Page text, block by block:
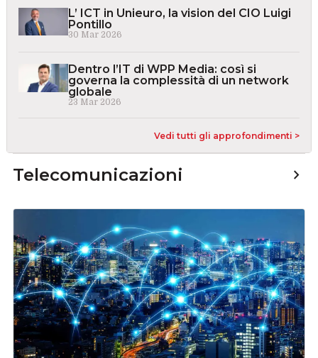
L’ ICT in Unieuro, la vision del CIO Luigi
Pontillo
30 Mar 2026
Dentro l’IT di WPP Media: così si
governa la complessità di un network
globale
23 Mar 2026
Vedi tutti gli approfondimenti >
Telecomunicazioni